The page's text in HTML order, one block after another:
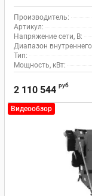
Производитель:
Артикул:
Напряжение сети, В:
Диапазон
Тип:
Мощность, кВт:
2 110 544 руб
Видеообзор